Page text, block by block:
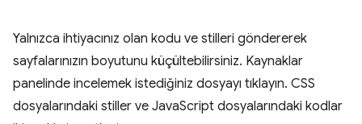
Yalnızca ihtiyacınız olan kodu ve stilleri göndererek
sayfalarınızın boyutunu küçültebilirsiniz. Kaynaklar
panelinde incelemek istediğiniz dosyayı tıklayın. CSS
dosyalarındaki stiller ve JavaScript dosyalarındaki kodlar